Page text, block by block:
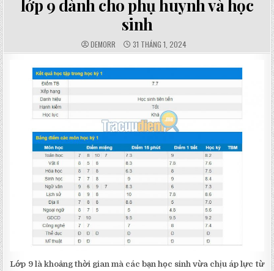
lớp 9 dành cho phụ huynh và học
sinh
AUTHOR:
DEMORR PUBLISHED
DATE:
31 THÁNG 1, 2024
Lớp 9 là khoảng thời gian mà các bạn học sinh vừa chịu áp lực từ